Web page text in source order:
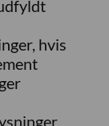
hvis